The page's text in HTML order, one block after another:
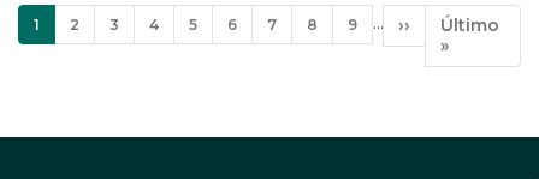
Paginación
Página
actual
1 Página
2 Página
3 Página
4 Página
5 Página
6 Página
7 Página
8 Página
9 …
Siguiente
página
››
Última
página
Último
»